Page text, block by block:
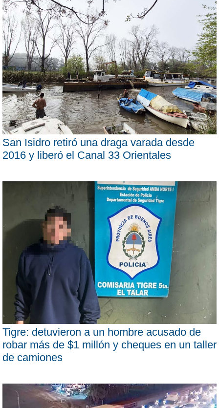
San Isidro retiró una draga varada desde
2016 y liberó el Canal 33 Orientales
Tigre: detuvieron a un hombre acusado de
robar más de $1 millón y cheques en un taller
de camiones